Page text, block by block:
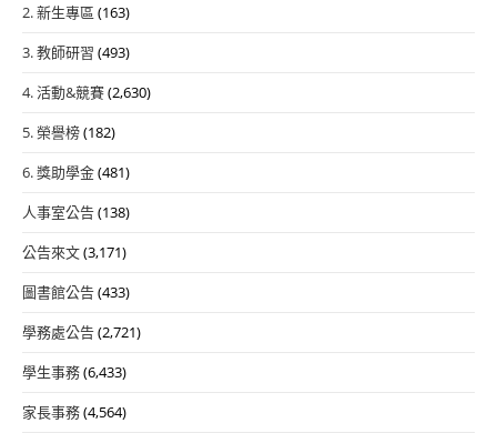
2. 新生專區 (163)
3. 教師研習 (493)
4. 活動&競賽(2,630)
5. 榮譽榜(182)
6. 獎助學金(481)
人事室公告(138)
公告來文(3,171)
圖書館公告(433)
學務處公告(2,721)
學生事務(6,433)
家長事務(4,564)